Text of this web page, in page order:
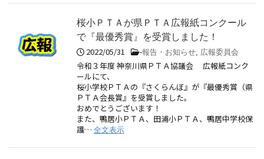
桜小ＰＴＡが県ＰＴＡ広報紙コンクール
で『最優秀賞』を受賞しました！
2022/05/31 -報告・お知らせ 広報委員会
令和３年度 神奈川県ＰＴＡ協議会 広報紙コンク
ールにて、
桜小学校ＰＴＡの『さくらんぼ』が『最優秀賞（県
ＰＴＡ会長賞』を受賞しました。
おめでとうございます！
また、鴨居小ＰＴＡ、田浦小ＰＴＡ、鴨居中学校保
護… 全文表示